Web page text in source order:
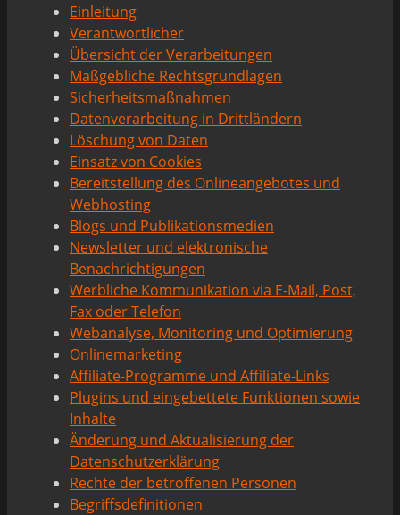
Einleitung
Verantwortlicher
Übersicht der Verarbeitungen
Maßgebliche Rechtsgrundlagen
Sicherheitsmaßnahmen
Datenverarbeitung in Drittländern
Löschung von Daten
Einsatz von Cookies
Bereitstellung des Onlineangebotes und
Webhosting
Blogs und Publikationsmedien
Newsletter und elektronische
Benachrichtigungen
Werbliche Kommunikation via E-Mail, Post,
Fax oder Telefon
Webanalyse, Monitoring und Optimierung
Onlinemarketing
Affiliate-Programme und Affiliate-Links
Plugins und eingebettete Funktionen sowie
Inhalte
Änderung und Aktualisierung der
Datenschutzerklärung
Rechte der betroffenen Personen
Begriffsdefinitionen